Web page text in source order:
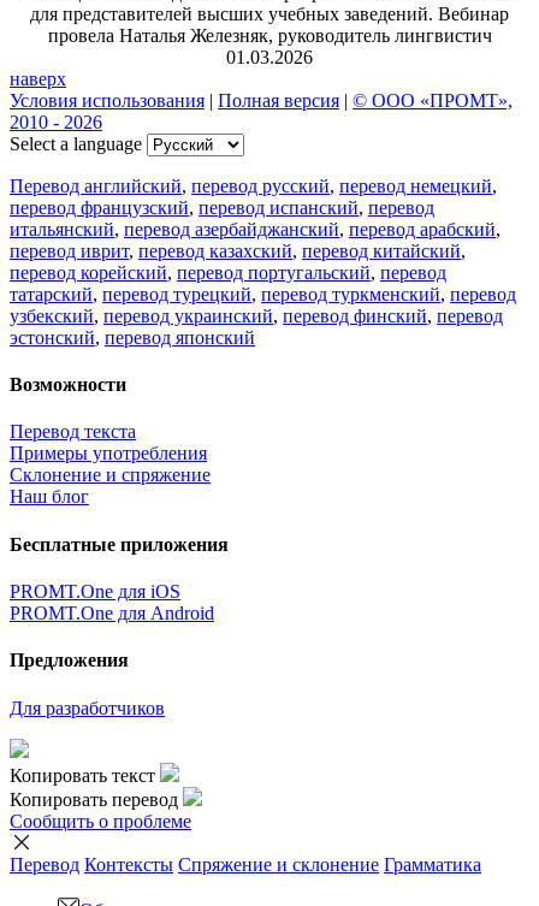
для представителей высших учебных заведений. Вебинар
провела Наталья Железняк, руководитель лингвистич
01.03.2026
наверх
Условия использования | Полная версия | © ООО «ПРОМТ»,
2010 - 2026
Select a language
Перевод английский, перевод русский, перевод немецкий,
перевод французский, перевод испанский, перевод
итальянский, перевод азербайджанский, перевод арабский,
перевод иврит, перевод казахский, перевод китайский,
перевод корейский, перевод португальский, перевод
татарский, перевод турецкий, перевод туркменский, перевод
узбекский, перевод украинский, перевод финский, перевод
эстонский, перевод японский
Возможности
Перевод текста
Примеры употребления
Склонение и спряжение
Наш блог
Бесплатные приложения
PROMT.One для iOS
PROMT.One для Android
Предложения
Для разработчиков
Копировать текст
Копировать перевод
Сообщить о проблеме
Перевод Контексты Спряжение и склонение Грамматика